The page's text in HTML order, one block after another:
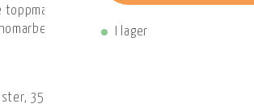
fickor och dragkedjefickor –
designen. Jackan är vind- och
35 % ekologisk bomull)
I lager